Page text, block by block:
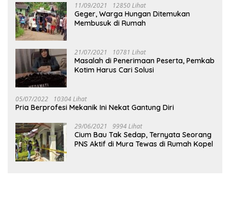
11/09/2021 12850 Lihat
Geger, Warga Hungan Ditemukan
Membusuk di Rumah
21/07/2021 10781 Lihat
Masalah di Penerimaan Peserta, Pemkab
Kotim Harus Cari Solusi
05/07/2022 10304 Lihat
Pria Berprofesi Mekanik Ini Nekat Gantung Diri
29/06/2021 9994 Lihat
Cium Bau Tak Sedap, Ternyata Seorang
PNS Aktif di Mura Tewas di Rumah Kopel